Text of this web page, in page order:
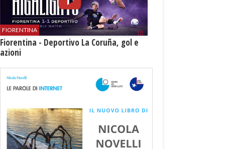
FIORENTINA
Fiorentina - Deportivo La Coruña, gol e
azioni